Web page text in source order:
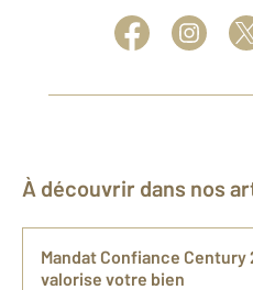
À découvrir dans nos
Mandat Confiance Century
valorise votre bien